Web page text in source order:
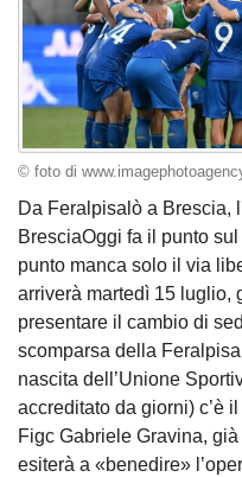
© foto di
Da Feralpisalò a Brescia,
BresciaOggi fa il punto
punto manca solo il via
arriverà martedì 15 luglio,
presentare il cambio di
scomparsa della
nascita dell’Unione
accreditato da giorni) c’è
Figc Gabriele Gravina,
esiterà a «benedire»